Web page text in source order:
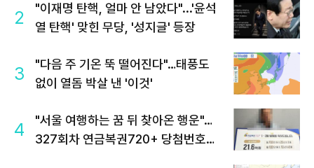
2
"이재명 탄핵, 얼마 안 남았다"...'윤석
열 탄핵' 맞힌 무당, '성지글' 등장
3
"다음 주 기온 뚝 떨어진다"…태풍도
없이 열돔 박살 낸 '이것'
4
"서울 여행하는 꿈 뒤 찾아온 행운"…
327회차 연금복권720+ 당첨번호조